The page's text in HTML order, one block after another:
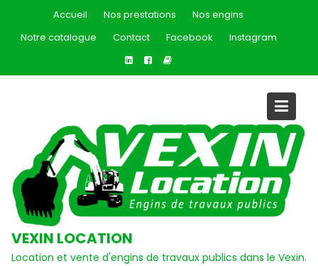
content
Accueil Nos prestations
Nos engins
Notre catalogue
Contact Facebook Instagram
VEXIN LOCATION
Location et vente d'engins de travaux publics dans le Vexin.